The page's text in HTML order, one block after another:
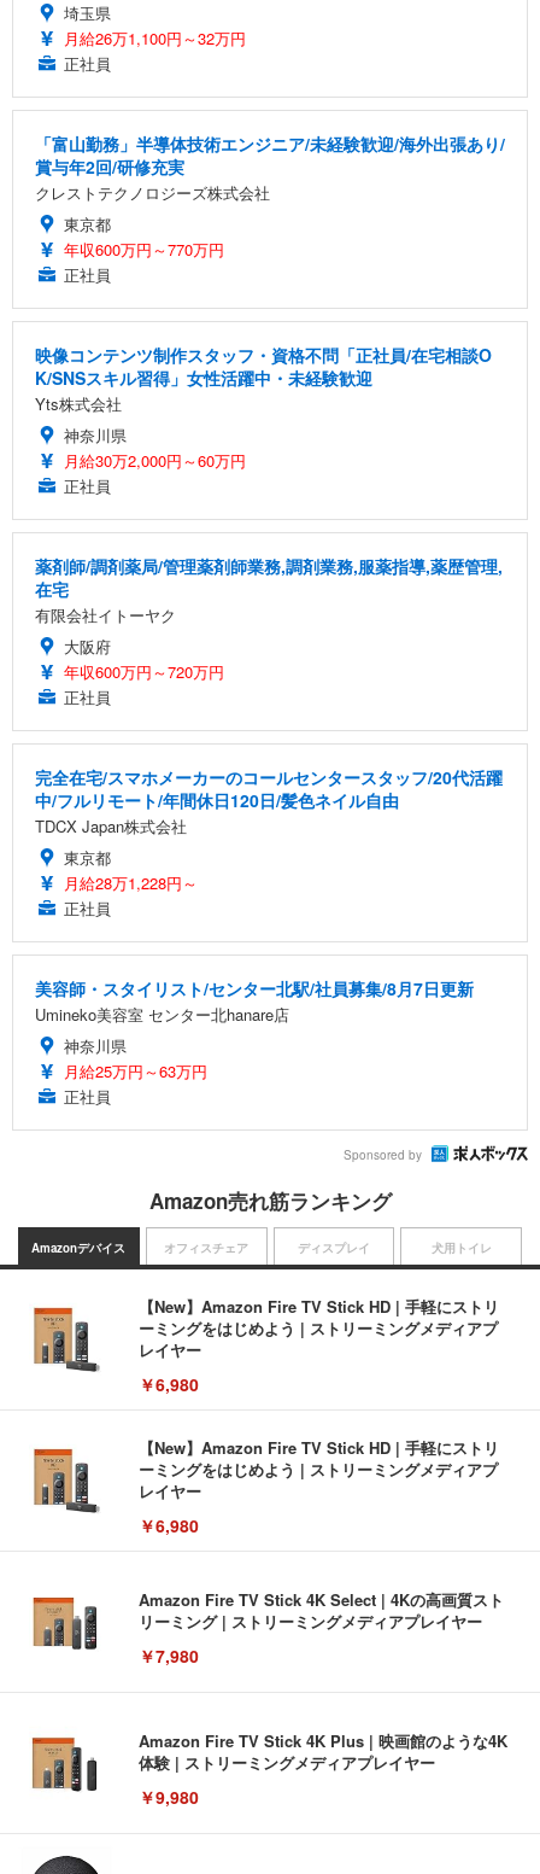
埼玉県
月給26万1,100円～32万円
正社員
「富山勤務」半導体技術エンジニア/未経験歓迎/海外出張あり/
賞与年2回/研修充実
クレストテクノロジーズ株式会社
東京都
年収600万円～770万円
正社員
映像コンテンツ制作スタッフ・資格不問「正社員/在宅相談O
K/SNSスキル習得」女性活躍中・未経験歓迎
Yts株式会社
神奈川県
月給30万2,000円～60万円
正社員
薬剤師/調剤薬局/管理薬剤師業務,調剤業務,服薬指導,薬歴管理,
在宅
有限会社イトーヤク
大阪府
年収600万円～720万円
正社員
完全在宅/スマホメーカーのコールセンタースタッフ/20代活躍
中/フルリモート/年間休日120日/髪色ネイル自由
TDCX Japan株式会社
東京都
月給28万1,228円～
正社員
美容師・スタイリスト/センター北駅/社員募集/8月7日更新
Umineko美容室 センター北hanare店
神奈川県
月給25万円～63万円
正社員
Sponsored by
Amazon売れ筋ランキング
Amazonデバイス
【New】Amazon Fire TV Stick HD | 手軽にストリ
ーミングをはじめよう | ストリーミングメディアプ
レイヤー
￥6,980
【New】Amazon Fire TV Stick HD | 手軽にストリ
ーミングをはじめよう | ストリーミングメディアプ
レイヤー
￥6,980
Amazon Fire TV Stick 4K Select | 4Kの高画質スト
リーミング | ストリーミングメディアプレイヤー
￥7,980
Amazon Fire TV Stick 4K Plus | 映画館のような4K
体験 | ストリーミングメディアプレイヤー
￥9,980
オフィスチェア ディスプレイ 犬用トイレ